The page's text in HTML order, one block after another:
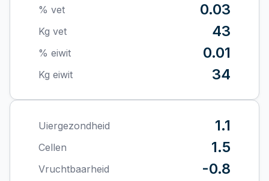
% vet 0.03
Kg vet 43
% eiwit 0.01
Kg eiwit 34
Uiergezondheid 1.1
Cellen 1.5
Vruchtbaarheid -0.8